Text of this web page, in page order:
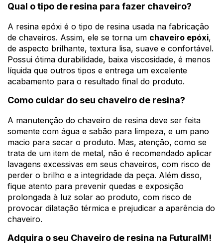
Qual o tipo de resina para fazer chaveiro?
A resina epóxi é o tipo de resina usada na fabricação
de chaveiros. Assim, ele se torna um chaveiro epóxi,
de aspecto brilhante, textura lisa, suave e confortável.
Possui ótima durabilidade, baixa viscosidade, é menos
líquida que outros tipos e entrega um excelente
acabamento para o resultado final do produto.
Como cuidar do seu chaveiro de resina?
A manutenção do chaveiro de resina deve ser feita
somente com água e sabão para limpeza, e um pano
macio para secar o produto. Mas, atenção, como se
trata de um item de metal, não é recomendado aplicar
lavagens excessivas em seus chaveiros, com risco de
perder o brilho e a integridade da peça. Além disso,
fique atento para prevenir quedas e exposição
prolongada à luz solar ao produto, com risco de
provocar dilatação térmica e prejudicar a aparência do
chaveiro.
Adquira o seu Chaveiro de resina na FuturaIM!